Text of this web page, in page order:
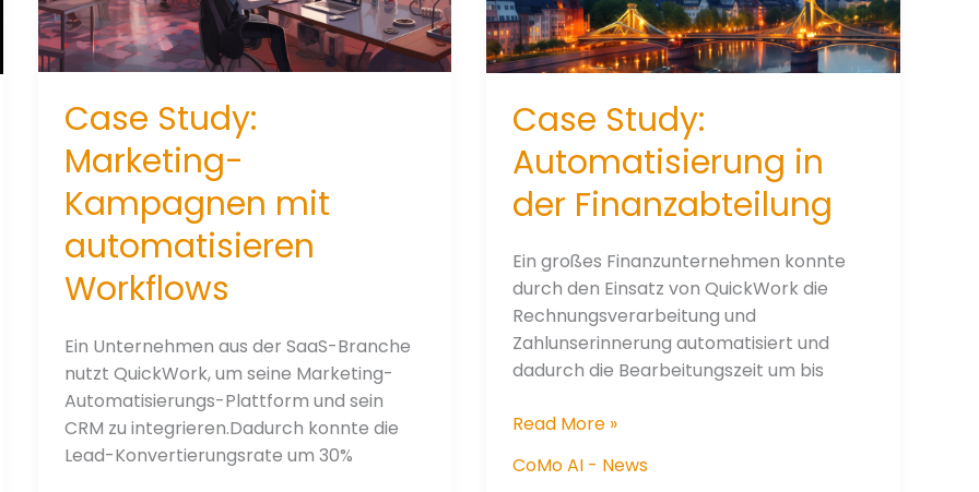
Case Study:
Marketing-
Kampagnen mit
automatisieren
Workflows
Ein Unternehmen aus der SaaS-Branche
nutzt QuickWork, um seine Marketing-
Automatisierungs-Plattform und sein
CRM zu integrieren.Dadurch konnte die
Lead-Konvertierungsrate um 30%
Case Study:
Automatisierung in
der Finanzabteilung
Ein großes Finanzunternehmen konnte
durch den Einsatz von QuickWork die
Rechnungsverarbeitung und
Zahlunserinnerung automatisiert und
dadurch die Bearbeitungszeit um bis
Case
Automatisierung
Read More »
CoMo AI - News